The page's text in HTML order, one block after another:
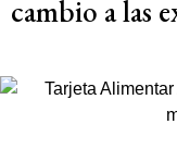
cambio a las